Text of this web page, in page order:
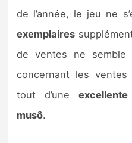
de l’année, le jeu ne
exemplaires
de ventes ne
concernant les
tout d’une
musô.